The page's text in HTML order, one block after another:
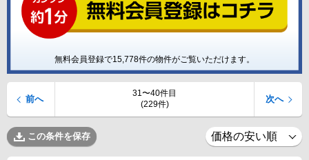
無料会員登録で15,778件の物件がご覧いただけます。
31〜40件目
(229件)
前へ 次へ
この条件を保存